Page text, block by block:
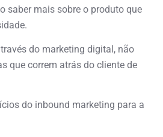
saber mais sobre o produto que
do marketing digital, não
que correm atrás do cliente de
do inbound marketing para a